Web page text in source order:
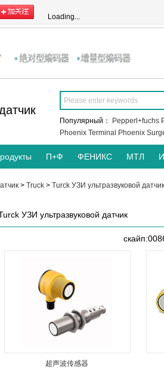
Loading...
Популярный： Pepperl+fuchs
Phoenix Terminal Phoenix
П+Ф ФЕНИКС МТЛ
> Truck > Turck УЗИ ультразвуковой датчик
УЗИ ультразвуковой датчик
超声波传感器